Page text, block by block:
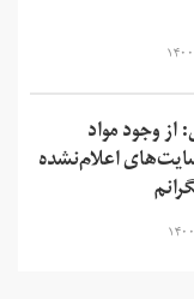
از وجود مواد
اعلام‌نشده